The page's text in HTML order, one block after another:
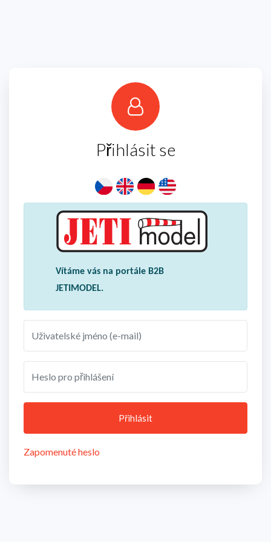
Přihlásit se
Vítáme vás na portále B2B
JETIMODEL.
Přihlásit
Zapomenuté heslo